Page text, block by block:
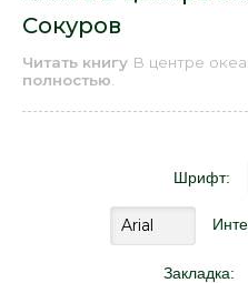
Сокуров
Читать книгу В центре
полностью
Шрифт:
Закладка: